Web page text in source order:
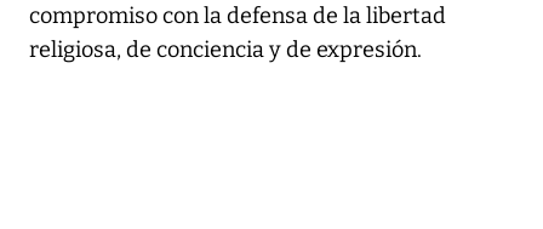
compromiso con la defensa de la libertad
religiosa, de conciencia y de expresión.